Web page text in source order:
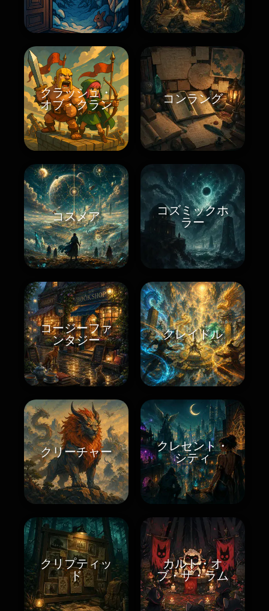
クラッシュ・
オブ・クラン
コンラング
コスメア
コズミックホ
ラー
コージーファ
ンタジー
クレイドル
クリーチャー
クレセント・
シティ
クリプティッ
ド
カルト・オ
ブ・ザ・ラム